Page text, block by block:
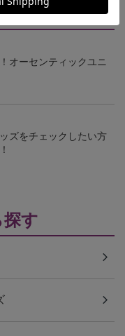
オーセンティックユニ
ズをチェックしたい方
す